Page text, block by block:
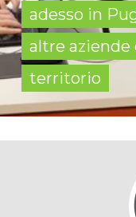
adesso in
altre aziende
territorio